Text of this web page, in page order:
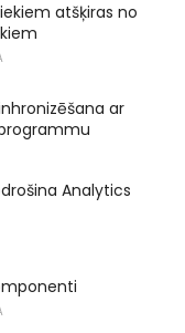
atšķiras no
ar
Analytics